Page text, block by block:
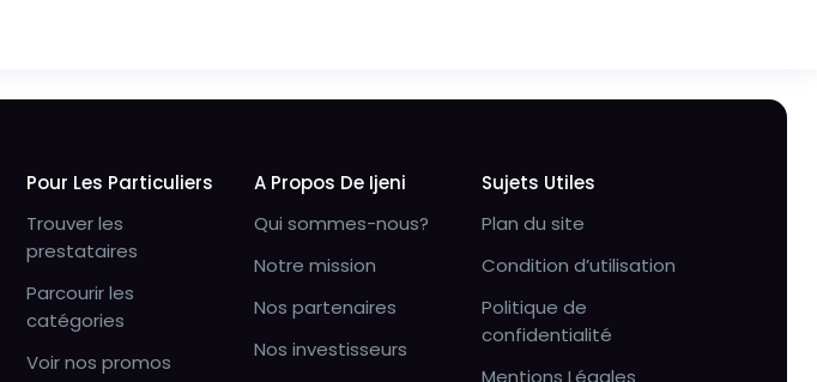
Pour Les Particuliers
Trouver les
prestataires
Parcourir les
catégories
Voir nos promos
A Propos De Ijeni
Qui sommes-nous?
Notre mission
Nos partenaires
Nos investisseurs
Sujets Utiles
Plan du site
Condition d’utilisation
Politique de
confidentialité
Mentions Légales